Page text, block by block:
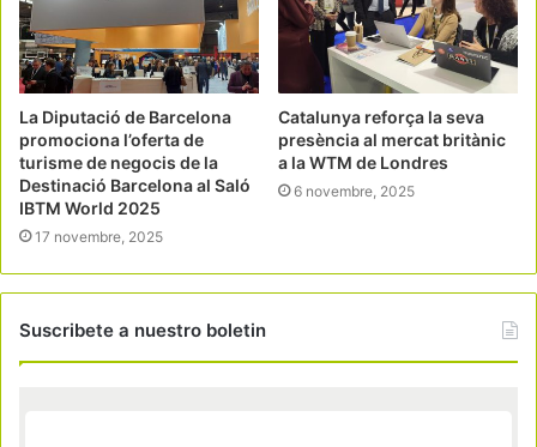
La Diputació de Barcelona
promociona l’oferta de
turisme de negocis de la
Destinació Barcelona al Saló
IBTM World 2025
17 novembre, 2025
Catalunya reforça la seva
presència al mercat britànic
a la WTM de Londres
6 novembre, 2025
Suscribete a nuestro boletin